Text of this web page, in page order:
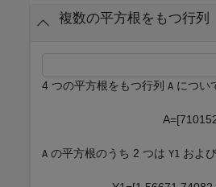
複数の平方根をもつ行列
4 つの平方根をもつ行列 A につい
A=[7101 5
A の平方根のうち 2 つは Y1 および